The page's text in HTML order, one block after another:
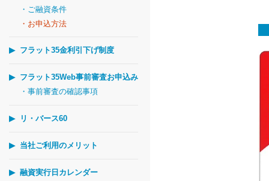
・ご融資条件
・お申込方法
フラット35金利引下げ制度
フラット35Web事前審査お申込み
・事前審査の確認事項
リ・バース60
当社ご利用のメリット
融資実行日カレンダー